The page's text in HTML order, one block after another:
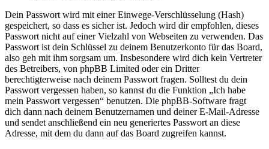
Dein Passwort wird mit einer Einwege-Verschlüsselung (Hash)
gespeichert, so dass es sicher ist. Jedoch wird dir empfohlen, dieses
Passwort nicht auf einer Vielzahl von Webseiten zu verwenden. Das
Passwort ist dein Schlüssel zu deinem Benutzerkonto für das Board,
also geh mit ihm sorgsam um. Insbesondere wird dich kein Vertreter
des Betreibers, von phpBB Limited oder ein Dritter
berechtigterweise nach deinem Passwort fragen. Solltest du dein
Passwort vergessen haben, so kannst du die Funktion „Ich habe
mein Passwort vergessen“ benutzen. Die phpBB-Software fragt
dich dann nach deinem Benutzernamen und deiner E-Mail-Adresse
und sendet anschließend ein neu generiertes Passwort an diese
Adresse, mit dem du dann auf das Board zugreifen kannst.